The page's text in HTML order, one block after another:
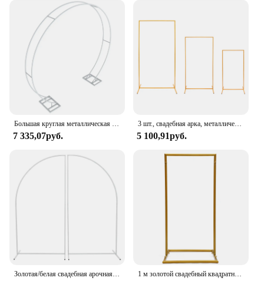
Большая круглая металлическая подставка для фона Свадьба Арка садовая Арка стальная рамка для свадебных помолвок юбилей вечеринок
7 335,07руб.
3 шт., свадебная арка, металлический фон, прямоугольная свадебная подставка, рамка для воздушного шара, арка, белый/золотой
5 100,91руб.
Золотая/белая свадебная арочная рамка, арка-подставка, фон, украшение, воздушный шар, арка для невесты, день рождения, 1,8 м/5,91 фута 1 м золотой свадебный квадратный архвал стойка для фона металлический цветок шар рамка Декор